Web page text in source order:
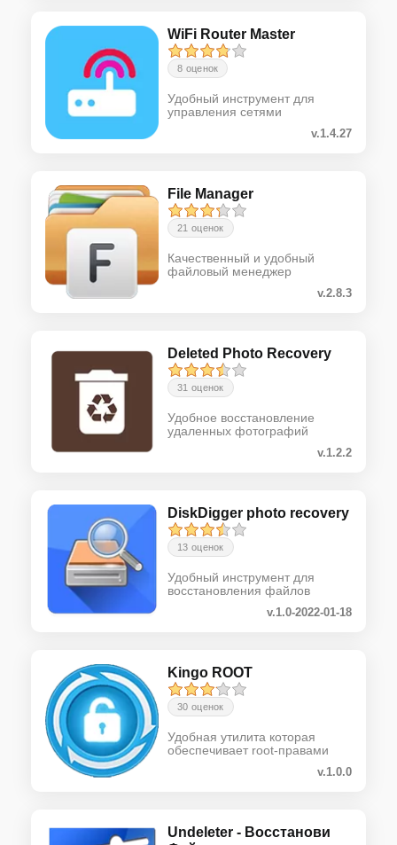
WiFi Router Master
8 оценок
Удобный инструмент для
управления сетями
v.1.4.27
File Manager
21 оценок
Качественный и удобный
файловый менеджер
v.2.8.3
Deleted Photo Recovery
31 оценок
Удобное восстановление
удаленных фотографий
v.1.2.2
DiskDigger photo recovery
13 оценок
Удобный инструмент для
восстановления файлов
v.1.0-2022-01-18
Kingo ROOT
30 оценок
Удобная утилита которая
обеспечивает root-правами
v.1.0.0
Undeleter - Восстанови